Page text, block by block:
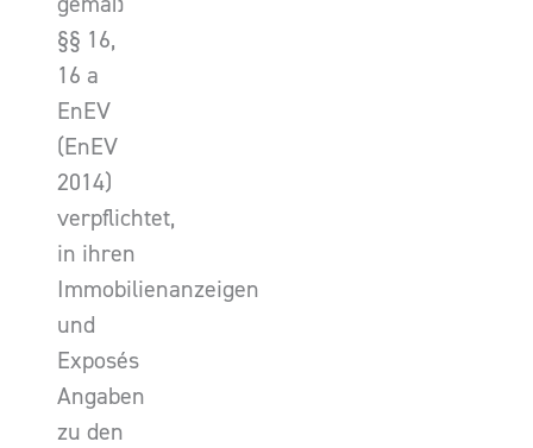
§§ 16,
16 a
EnEV
(EnEV
2014)
verpflichtet,
in ihren
Immobilienanzeigen
und
Exposés
Angaben
zu den